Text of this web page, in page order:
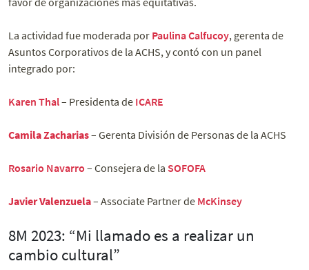
La actividad fue moderada por Paulina Calfucoy, gerenta de
Asuntos Corporativos de la ACHS, y contó con un panel
integrado por:
Karen Thal– Presidenta de ICARE
Camila Zacharias– Gerenta División de Personas de la ACHS
Rosario Navarro – Consejera de la SOFOFA
Javier Valenzuela– Associate Partner de McKinsey
8M 2023: “Mi llamado es a realizar un
cambio cultural”